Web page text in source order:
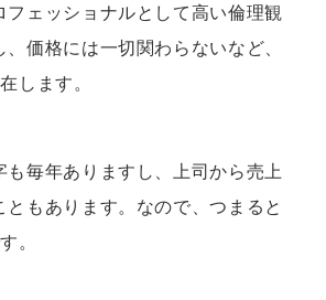
フェッショナルとして高い倫理観
価格には一切関わらないなど、
します。
も毎年ありますし、上司から売上
ともあります。なので、つまると
。